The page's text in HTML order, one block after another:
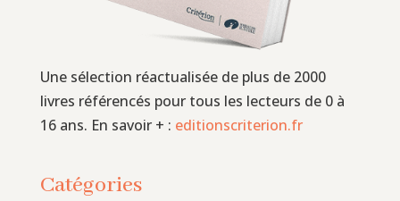
Une sélection réactualisée de plus de 2000
livres référencés pour tous les lecteurs de 0 à
16 ans. En savoir + : editionscriterion.fr
Catégories